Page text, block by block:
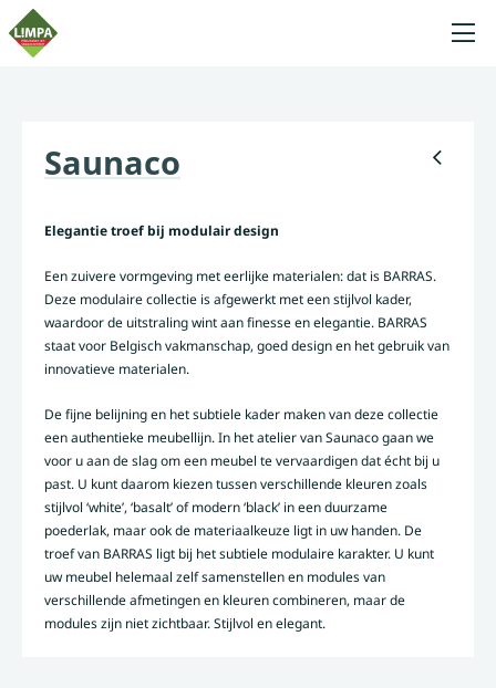
Saunaco
Elegantie troef bij modulair design
Een zuivere vormgeving met eerlijke materialen: dat is BARRAS.
Deze modulaire collectie is afgewerkt met een stijlvol kader,
waardoor de uitstraling wint aan finesse en elegantie. BARRAS
staat voor Belgisch vakmanschap, goed design en het gebruik van
innovatieve materialen.
De fijne belijning en het subtiele kader maken van deze collectie
een authentieke meubellijn. In het atelier van Saunaco gaan we
voor u aan de slag om een meubel te vervaardigen dat écht bij u
past. U kunt daarom kiezen tussen verschillende kleuren zoals
stijlvol ‘white’, ‘basalt’ of modern ‘black’ in een duurzame
poederlak, maar ook de materiaalkeuze ligt in uw handen. De
troef van BARRAS ligt bij het subtiele modulaire karakter. U kunt
uw meubel helemaal zelf samenstellen en modules van
verschillende afmetingen en kleuren combineren, maar de
modules zijn niet zichtbaar. Stijlvol en elegant.